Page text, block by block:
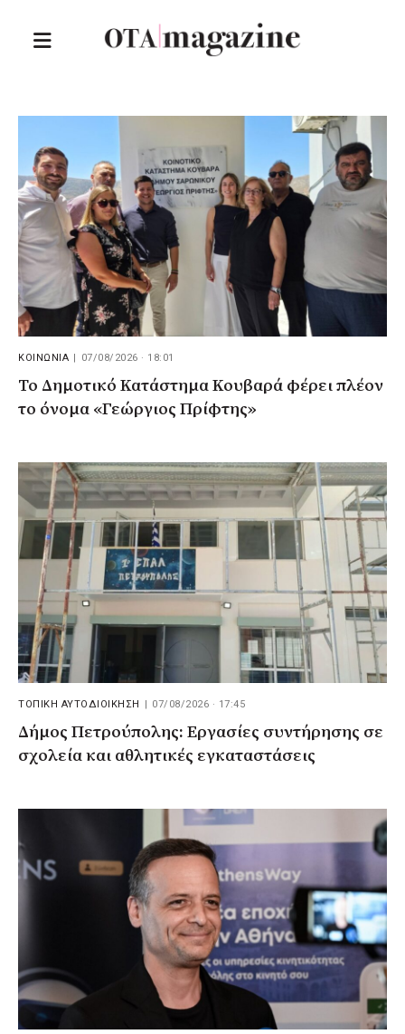
ΚΟΙΝΩΝΙΑ 07/08/2026 · 18:01
Το Δημοτικό Κατάστημα Κουβαρά φέρει πλέον
το όνομα «Γεώργιος Πρίφτης»
ΤΟΠΙΚΗ ΑΥΤΟΔΙΟΙΚΗΣΗ 07/08/2026 · 17:45
Δήμος Πετρούπολης: Εργασίες συντήρησης σε
σχολεία και αθλητικές εγκαταστάσεις